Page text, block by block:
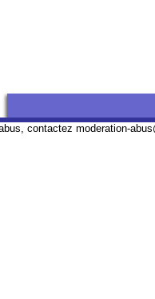
contactez moderation-